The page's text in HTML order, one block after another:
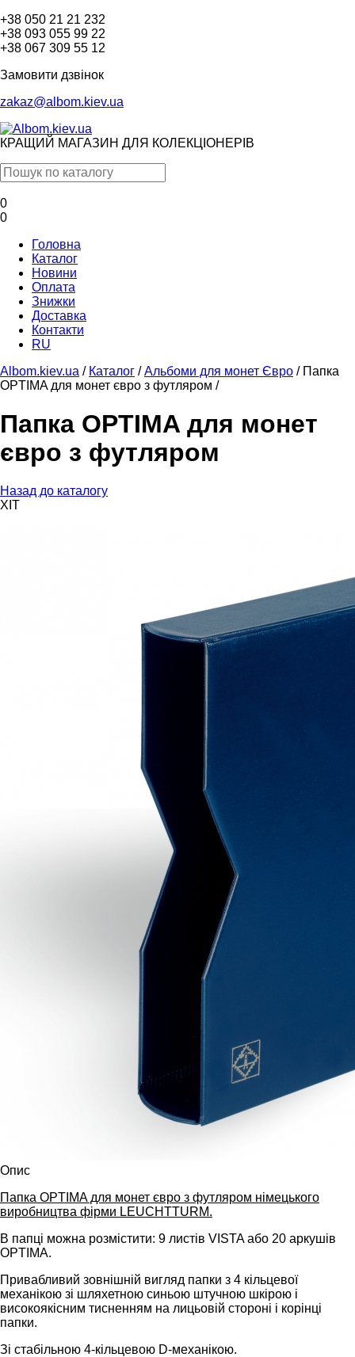
+38 050 21 21 232
+38 093 055 99 22
+38 067 309 55 12
Замовити дзвінок
zakaz@albom.kiev.ua
КРАЩИЙ МАГАЗИН ДЛЯ КОЛЕКЦІОНЕРІВ
0
0
Головна
Каталог
Новини
Оплата
Знижки
Доставка
Контакти
RU
Albom.kiev.ua / Каталог /Альбоми для монет Євро / Папка
OPTIMA для монет євро з футляром /
Папка OPTIMA для монет
євро з футляром
Назад до каталогу
ХІТ
Опис
Папка OPTIMA для монет євро з футляром німецького
виробництва фірми LEUCHTTURM.
В папці можна розмістити: 9 листів VISTA або 20 аркушів
OPTIMA.
Привабливий зовнішній вигляд папки з 4 кільцевої
механікою зі шляхетною синьою штучною шкірою і
високоякісним тисненням на лицьовій стороні і корінці
папки.
Зі стабільною 4-кільцевою D-механікою.